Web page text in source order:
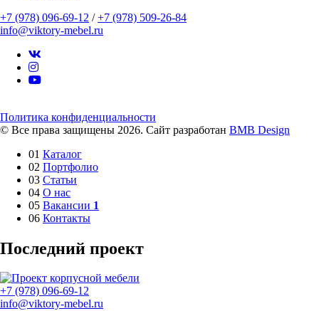
+7 (978) 096-69-12 / +7 (978) 509-26-84
info@viktory-mebel.ru
Политика конфиденциальности
© Все права защищены 2026. Сайт разработан BMB Design
01 Каталог
02 Портфолио
03 Статьи
04 О нас
05 Вакансии 1
06 Контакты
Последний проект
+7 (978) 096-69-12
info@viktory-mebel.ru